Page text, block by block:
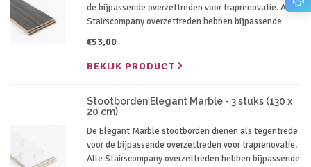
de bijpassende overzettreden voor traprenovatie. Alle
Stairscompany overzettreden hebben bijpassende
€53,00
BEKIJK PRODUCT
Stootborden Elegant Marble - 3 stuks (130 x
20 cm)
De Elegant Marble stootborden dienen als tegentrede
voor de bijpassende overzettreden voor traprenovatie.
Alle Stairscompany overzettreden hebben bijpassende